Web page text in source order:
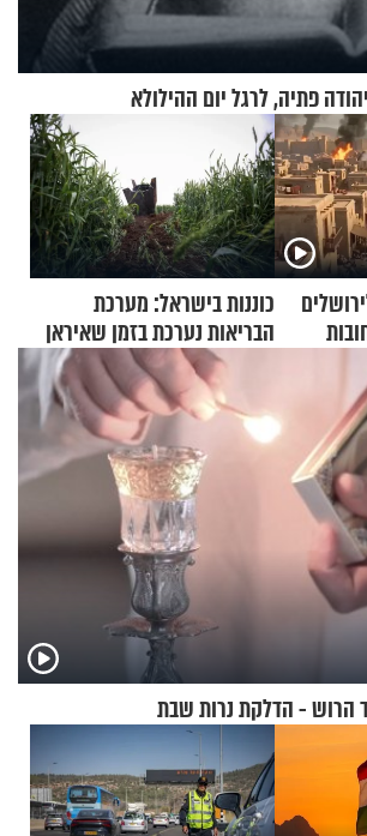
כוננות בישראל: מערכת
הבריאות נערכת בזמן שאיראן
מאיימת על הבריטים
הרוש - הדלקת נרות שבת